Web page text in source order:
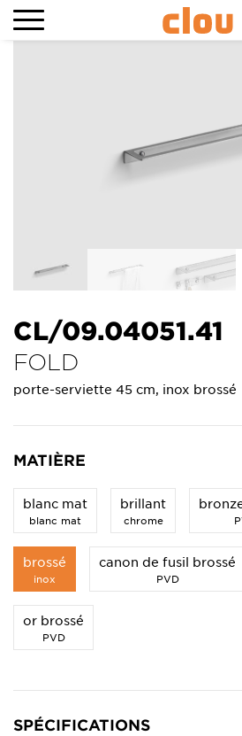
CL/09.04051.41
FOLD
porte-serviette 45 cm, inox brossé
MATIÈRE
blanc mat
blanc mat
brillant
chrome
brossé
inox
canon de fusil brossé
PVD
or brossé
PVD
SPÉCIFICATIONS